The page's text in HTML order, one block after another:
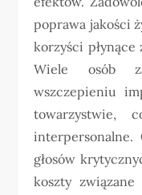
poprawa jakości
korzyści
Wiele osób
wszczepieniu
towarzystwie,
interpersonalne.
głosów
koszty